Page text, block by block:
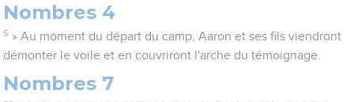
Nombres 4
5 » Au moment du départ du camp, Aaron et ses fils viendront
démonter le voile et en couvriront l'arche du témoignage.
Nombres 7